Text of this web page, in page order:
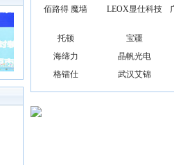
佰路得 魔墙
LEOX显仕科技
托顿
宝疆
海缔力
晶帆光电
格镭仕
武汉艾锦